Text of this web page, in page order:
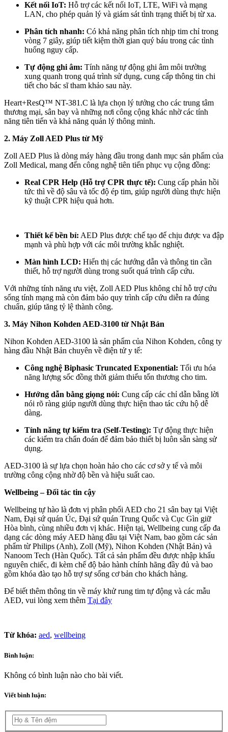
Kết nối IoT: Hỗ trợ các kết nối IoT, LTE, WiFi và mạng
LAN, cho phép quản lý và giám sát tình trạng thiết bị từ xa.
Phân tích nhanh: Có khả năng phân tích nhịp tim chỉ trong
vòng 7 giây, giúp tiết kiệm thời gian quý báu trong các tình
huống nguy cấp.
Tự động ghi âm: Tính năng tự động ghi âm môi trường
xung quanh trong quá trình sử dụng, cung cấp thông tin chi
tiết cho bác sĩ tham khảo sau này.
Heart+ResQ™ NT-381.C là lựa chọn lý tưởng cho các trung tâm
thương mại, sân bay và những nơi công cộng khác nhờ các tính
năng tiên tiến và khả năng quản lý thông minh.
2. Máy Zoll AED Plus từ Mỹ
Zoll AED Plus là dòng máy hàng đầu trong danh mục sản phẩm của
Zoll Medical, mang đến công nghệ tiên tiến phục vụ cộng đồng:
Real CPR Help (Hỗ trợ CPR thực tế): Cung cấp phản hồi
tức thì về độ sâu và tốc độ ép tim, giúp người dùng thực hiện
kỹ thuật CPR hiệu quả hơn.
Thiết kế bền bỉ: AED Plus được chế tạo để chịu được va đập
mạnh và phù hợp với các môi trường khắc nghiệt.
Màn hình LCD: Hiển thị các hướng dẫn và thông tin cần
thiết, hỗ trợ người dùng trong suốt quá trình cấp cứu.
Với những tính năng ưu việt, Zoll AED Plus không chỉ hỗ trợ cứu
sống tính mạng mà còn đảm bảo quy trình cấp cứu diễn ra đúng
chuẩn, giúp tăng tỷ lệ thành công.
3. Máy Nihon Kohden AED-3100 từ Nhật Bản
Nihon Kohden AED-3100 là sản phẩm của Nihon Kohden, công ty
hàng đầu Nhật Bản chuyên về điện tử y tế:
Công nghệ Biphasic Truncated Exponential: Tối ưu hóa
năng lượng sốc đồng thời giảm thiểu tổn thương cho tim.
Hướng dẫn bằng giọng nói: Cung cấp các chỉ dẫn bằng lời
nói rõ ràng giúp người dùng thực hiện thao tác cứu hộ dễ
dàng.
Tính năng tự kiểm tra (Self-Testing): Tự động thực hiện
các kiểm tra chẩn đoán để đảm bảo thiết bị luôn sẵn sàng sử
dụng.
AED-3100 là sự lựa chọn hoàn hảo cho các cơ sở y tế và môi
trường công cộng nhờ độ bền và hiệu suất cao.
Wellbeing – Đối tác tin cậy
Wellbeing tự hào là đơn vị phân phối AED cho 21 sân bay tại Việt
Nam, Đại sứ quán Úc, Đại sứ quán Trung Quốc và Cục Gìn giữ
Hòa bình, cùng nhiều đơn vị khác. Hiện tại, Wellbeing cung cấp đa
dạng các dòng máy AED hàng đầu tại Việt Nam, bao gồm các sản
phẩm từ Philips (Anh), Zoll (Mỹ), Nihon Kohden (Nhật Bản) và
Nanoom Tech (Hàn Quốc). Tất cả sản phẩm đều được nhập khẩu
nguyên chiếc, đi kèm chế độ bảo hành chính hãng đầy đủ và bao
gồm khóa đào tạo hỗ trợ sự sống cơ bản cho khách hàng.
Để biết thêm thông tin về máy khử rung tim tự động và các mẫu
AED, vui lòng xem thêm Tại đây
Từ khóa: aed, wellbeing
Bình luận:
Không có bình luận nào cho bài viết.
Viết bình luận: